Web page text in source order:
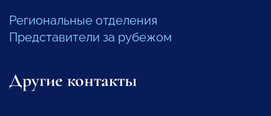
Региональные отделения
Представители за рубежом
Другие контакты